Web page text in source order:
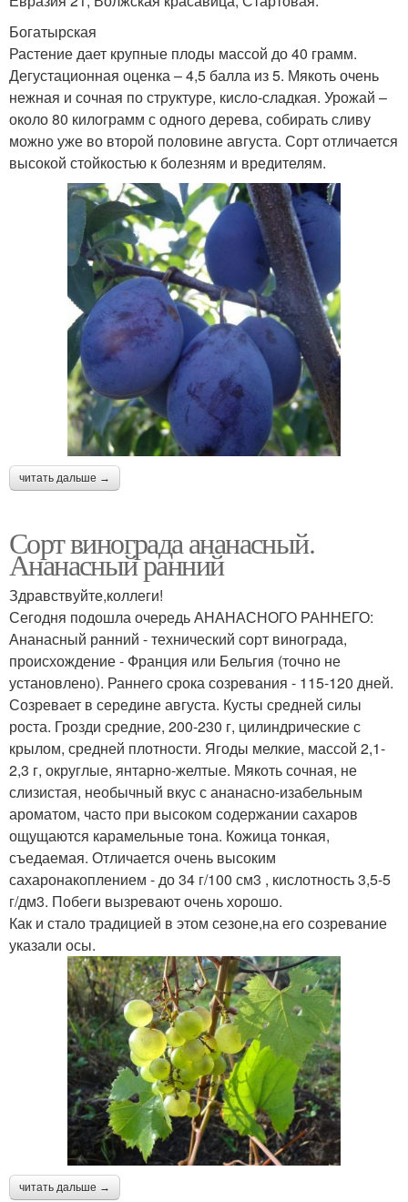
Богатырская
Растение дает крупные плоды массой до 40 грамм.
Дегустационная оценка – 4,5 балла из 5. Мякоть очень
нежная и сочная по структуре, кисло-сладкая. Урожай –
около 80 килограмм с одного дерева, собирать сливу
можно уже во второй половине августа. Сорт отличается
высокой стойкостью к болезням и вредителям.
читать дальше →
Сорт винограда ананасный.
Ананасный ранний
Здравствуйте,коллеги!
Сегодня подошла очередь АНАНАСНОГО РАННЕГО:
Ананасный ранний - технический сорт винограда,
происхождение - Франция или Бельгия (точно не
установлено). Раннего срока созревания - 115-120 дней.
Созревает в середине августа. Кусты средней силы
роста. Грозди средние, 200-230 г, цилиндрические с
крылом, средней плотности. Ягоды мелкие, массой 2,1-
2,3 г, округлые, янтарно-желтые. Мякоть сочная, не
слизистая, необычный вкус с ананасно-изабельным
ароматом, часто при высоком содержании сахаров
ощущаются карамельные тона. Кожица тонкая,
съедаемая. Отличается очень высоким
сахаронакоплением - до 34 г/100 см3 , кислотность 3,5-5
г/дм3. Побеги вызревают очень хорошо.
Как и стало традицией в этом сезоне,на его созревание
указали осы.
читать дальше →